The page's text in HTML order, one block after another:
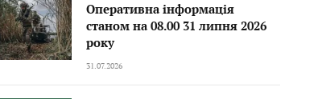
Оперативна інформація
станом на 08.00 31 липня 2026
року
31.07.2026